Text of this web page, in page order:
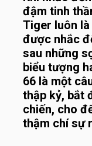
đậm tinh
Tiger luôn
được nhắc
sau những
biểu tượng
66 là một
thập kỷ, bắt
chiến, cho
thậm chí sự